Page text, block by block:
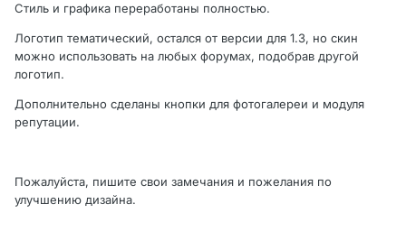
Стиль и графика переработаны полностью.
Логотип тематический, остался от версии для 1.3, но скин
можно использовать на любых форумах, подобрав другой
логотип.
Дополнительно сделаны кнопки для фотогалереи и модуля
репутации.
Пожалуйста, пишите свои замечания и пожелания по
улучшению дизайна.